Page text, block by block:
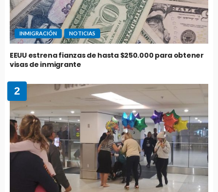
INMIGRACIÓN NOTICIAS
EEUU estrena fianzas de hasta $250.000 para obtener
visas de inmigrante
2